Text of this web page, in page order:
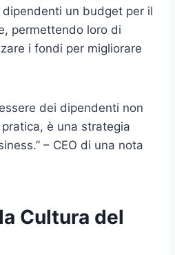
un budget per il
permettendo loro di
i fondi per migliorare
dei dipendenti non
è una strategia
– CEO di una nota
Cultura del